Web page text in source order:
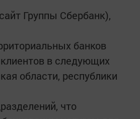
Группы Сбербанк),
банков
в следующих
области, республики
что